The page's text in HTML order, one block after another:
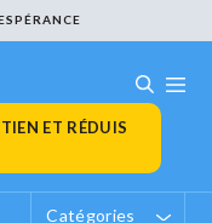
ET RÉDUIS
Catégories